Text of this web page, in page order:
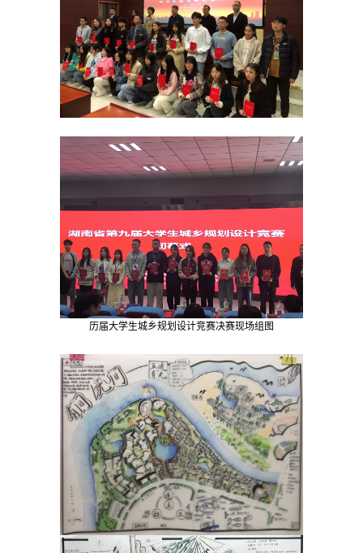
历届大学生城乡规划设计竞赛决赛现场组图